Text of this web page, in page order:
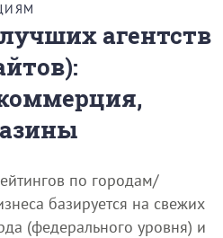
агентств
по городам/
базируется на свежих
(федерального уровня) и